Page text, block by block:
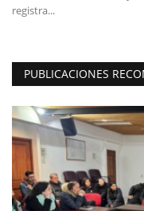
de Pesca, Caza...
PUBLICACIONES